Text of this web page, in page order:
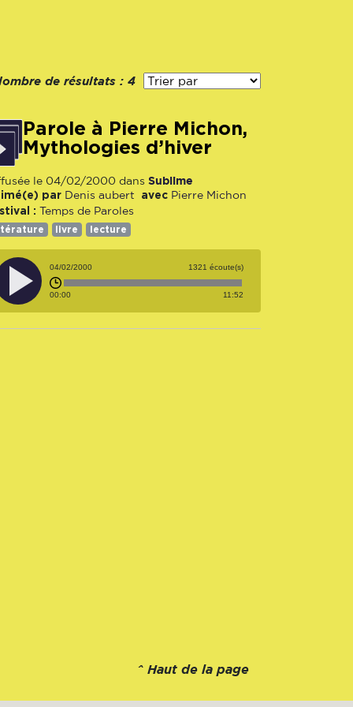
de résultats : 4
Parole à Pierre Michon,
Mythologies d’hiver
le 04/02/2000 dans Sublime
par Denis aubert avec Pierre Michon
: Temps de Paroles
livre lecture
04/02/2000 1321 écoute(s)
00:00 11:52
^ Haut de la page